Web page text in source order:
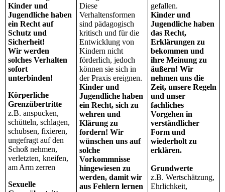
Kinder und
Jugendliche haben
ein Recht auf
Schutz und
Sicherheit!
Wir werden
solches Verhalten
sofort
unterbinden!
Körperliche
Grenzübertritte
z.B. anspucken,
schütteln, schlagen,
schubsen, fixieren,
ungefragt auf den
Schoß nehmen,
verletzten, kneifen,
am Arm zerren
Sexuelle
Diese
Verhaltensformen
sind pädagogisch
kritisch und für die
Entwicklung von
Kindern nicht
förderlich, jedoch
können sie sich in
der Praxis ereignen.
Kinder und
Jugendliche haben
ein Recht, sich zu
wehren und
Klärung zu
fordern! Wir
wünschen uns auf
solche
Vorkommnisse
hingewiesen zu
werden, damit wir
aus Fehlern lernen
gefallen.
Kinder und
Jugendliche haben
das Recht,
Erklärungen zu
bekommen und
ihre Meinung zu
äußern! Wir
nehmen uns die
Zeit, unsere Regeln
und unser
fachliches
Vorgehen in
verständlicher
Form und
wiederholt zu
erklären.
Grundwerte
z.B. Wertschätzung,
Ehrlichkeit,